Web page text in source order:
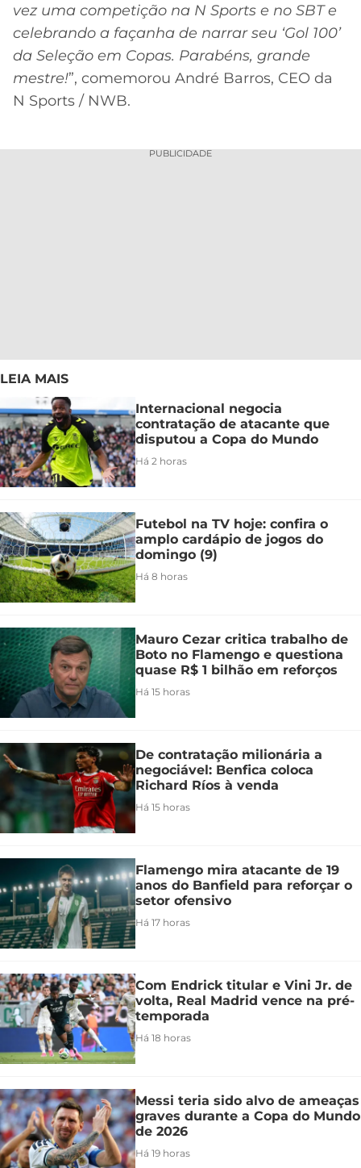
vez uma competição na N Sports e no SBT e
celebrando a façanha de narrar seu ‘Gol 100’
da Seleção em Copas. Parabéns, grande
mestre!”, comemorou André Barros, CEO da
N Sports / NWB.
PUBLICIDADE
LEIA MAIS
Internacional negocia
contratação de atacante que
disputou a Copa do Mundo
Há 2 horas
Futebol na TV hoje: confira o
amplo cardápio de jogos do
domingo (9)
Há 8 horas
Mauro Cezar critica trabalho de
Boto no Flamengo e questiona
quase R$ 1 bilhão em reforços
Há 15 horas
De contratação milionária a
negociável: Benfica coloca
Richard Ríos à venda
Há 15 horas
Flamengo mira atacante de 19
anos do Banfield para reforçar o
setor ofensivo
Há 17 horas
Com Endrick titular e Vini Jr. de
volta, Real Madrid vence na pré-
temporada
Há 18 horas
Messi teria sido alvo de ameaças
graves durante a Copa do Mundo
de 2026
Há 19 horas